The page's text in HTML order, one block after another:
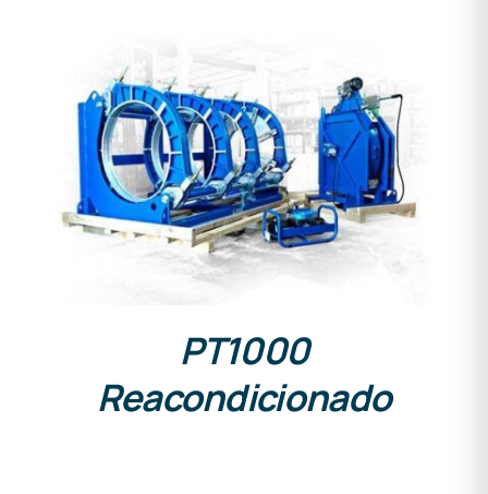
DETALLES
PT1000
Reacondicionado